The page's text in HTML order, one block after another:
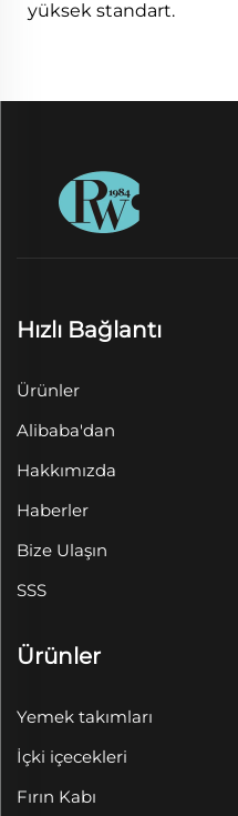
yüksek standart.
Hızlı Bağlantı
Ürünler
Alibaba'dan
Hakkımızda
Haberler
Bize Ulaşın
SSS
Ürünler
Yemek takımları
İçki içecekleri
Fırın Kabı